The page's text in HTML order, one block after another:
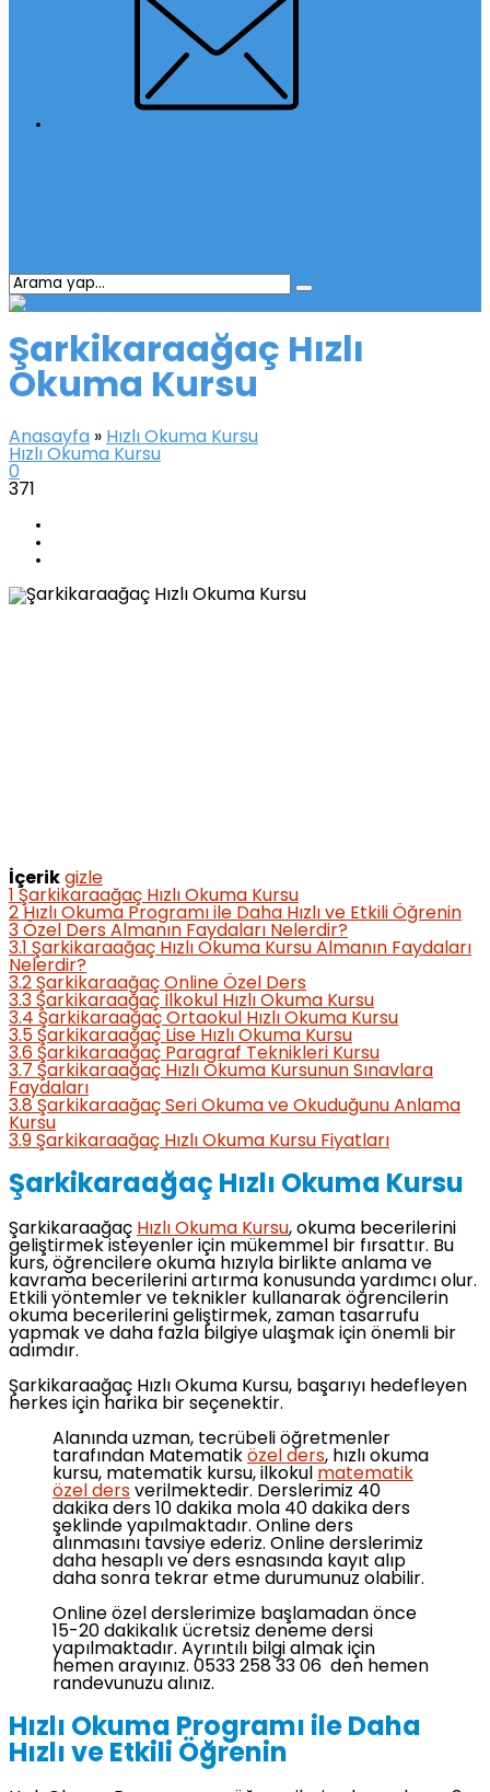
Şarkikaraağaç Hızlı
Okuma Kursu
Anasayfa » Hızlı Okuma Kursu
Hızlı Okuma Kursu
0
371
İçerik gizle
Şarkikaraağaç Hızlı Okuma Kursu
2 Hızlı Okuma Programı ile Daha Hızlı ve Etkili Öğrenin
3 Özel Ders Almanın Faydaları Nelerdir?
3.1
Şarkikaraağaç Hızlı Okuma Kursu Almanın Faydaları
Nelerdir?
3.2 Şarkikaraağaç Online Özel Ders
3.3 Şarkikaraağaç İlkokul Hızlı Okuma Kursu
3.4 Şarkikaraağaç Ortaokul Hızlı Okuma Kursu
3.5 Şarkikaraağaç Lise Hızlı Okuma Kursu
3.6 Şarkikaraağaç Paragraf Teknikleri Kursu
3.7 Şarkikaraağaç Hızlı Okuma Kursunun Sınavlara
Faydaları
3.8 Şarkikaraağaç Seri Okuma ve Okuduğunu Anlama
Kursu
3.9 Şarkikaraağaç Hızlı Okuma Kursu Fiyatları
Şarkikaraağaç Hızlı Okuma Kursu
Şarkikaraağaç Hızlı Okuma Kursu, okuma becerilerini
geliştirmek isteyenler için mükemmel bir fırsattır. Bu
kurs, öğrencilere okuma hızıyla birlikte anlama ve
kavrama becerilerini artırma konusunda yardımcı olur.
Etkili yöntemler ve teknikler kullanarak öğrencilerin
okuma becerilerini geliştirmek, zaman tasarrufu
yapmak ve daha fazla bilgiye ulaşmak için önemli bir
adımdır.
Şarkikaraağaç Hızlı Okuma Kursu, başarıyı hedefleyen
herkes için harika bir seçenektir.
Alanında uzman, tecrübeli öğretmenler
tarafından Matematik özel ders, hızlı okuma
kursu, matematik kursu, ilkokul matematik
özel ders verilmektedir. Derslerimiz 40
dakika ders 10 dakika mola 40 dakika ders
şeklinde yapılmaktadır. Online ders
alınmasını tavsiye ederiz. Online derslerimiz
daha hesaplı ve ders esnasında kayıt alıp
daha sonra tekrar etme durumunuz olabilir.
Online özel derslerimize başlamadan önce
15-20 dakikalık ücretsiz deneme dersi
yapılmaktadır. Ayrıntılı bilgi almak için
hemen arayınız. 0533 258 33 06 den hemen
randevunuzu alınız.
Hızlı Okuma Programı ile Daha
Hızlı ve Etkili Öğrenin